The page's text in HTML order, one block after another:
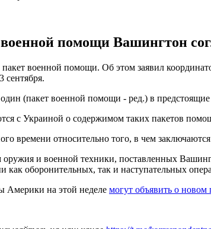
помощи Вашингтон
военной помощи. Об этом заявил
сентября.
(пакет военной помощи - ред.) в
с Украиной о содержимом таких пакетов
времени относительно того, в чем
оружия и военной техники, поставленных
как оборонительных, так и наступательных
на этой неделе могут объявить о